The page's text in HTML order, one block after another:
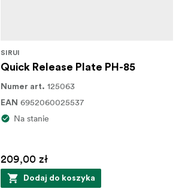
SIRUI
Quick Release Plate PH-85
Numer art. 125063
EAN 6952060025537
Na stanie
209,00 zł
Dodaj do koszyka